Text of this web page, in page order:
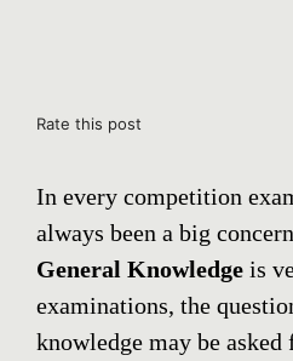
Rate this post
In every competition
always been a big
General Knowledge is
examinations, the
knowledge may be asked